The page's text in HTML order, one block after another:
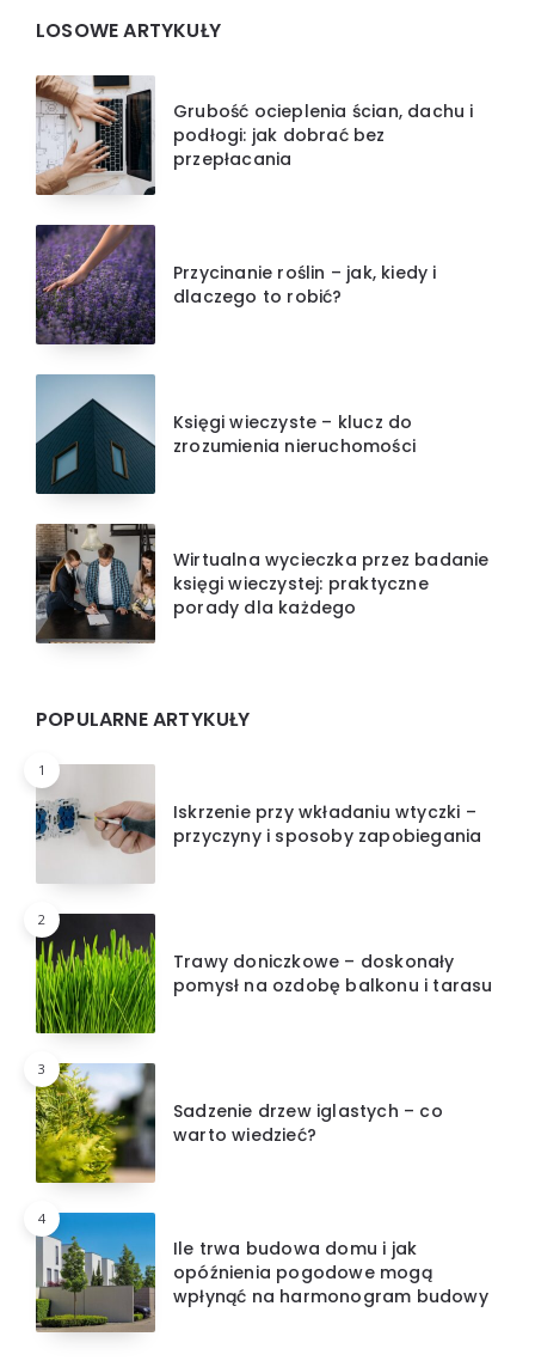
LOSOWE ARTYKUŁY
Grubość ocieplenia ścian, dachu i
podłogi: jak dobrać bez
przepłacania
Przycinanie roślin – jak, kiedy i
dlaczego to robić?
Księgi wieczyste – klucz do
zrozumienia nieruchomości
Wirtualna wycieczka przez badanie
księgi wieczystej: praktyczne
porady dla każdego
POPULARNE ARTYKUŁY
1
Iskrzenie przy wkładaniu wtyczki –
przyczyny i sposoby zapobiegania
2
Trawy doniczkowe – doskonały
pomysł na ozdobę balkonu i tarasu
3
Sadzenie drzew iglastych – co
warto wiedzieć?
4
Ile trwa budowa domu i jak
opóźnienia pogodowe mogą
wpłynąć na harmonogram budowy